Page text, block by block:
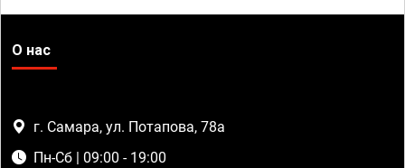
О нас
г. Самара, ул. Потапова, 78а
Пн-Сб | 09:00 - 19:00